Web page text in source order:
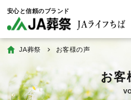
JA葬祭 お客様の声